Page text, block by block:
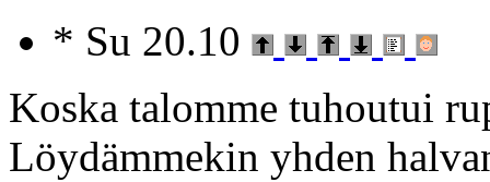
* Su 20.10
Koska talomme tuhoutui
Löydämmekin yhden